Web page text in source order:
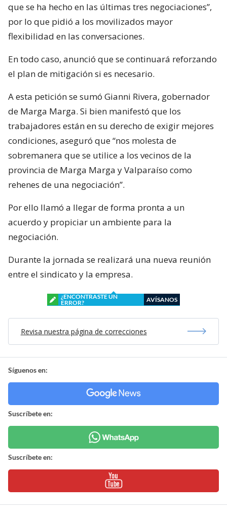
que se ha hecho en las últimas tres negociaciones”,
por lo que pidió a los movilizados mayor
flexibilidad en las conversaciones.
En todo caso, anunció que se continuará reforzando
el plan de mitigación si es necesario.
A esta petición se sumó Gianni Rivera, gobernador
de Marga Marga. Si bien manifestó que los
trabajadores están en su derecho de exigir mejores
condiciones, aseguró que “nos molesta de
sobremanera que se utilice a los vecinos de la
provincia de Marga Marga y Valparaíso como
rehenes de una negociación”.
Por ello llamó a llegar de forma pronta a un
acuerdo y propiciar un ambiente para la
negociación.
Durante la jornada se realizará una nueva reunión
entre el sindicato y la empresa.
¿ENCONTRASTE UN
ERROR?
AVÍSANOS
Revisa nuestra página de correcciones
Síguenos en:
Suscríbete en:
Suscríbete en: